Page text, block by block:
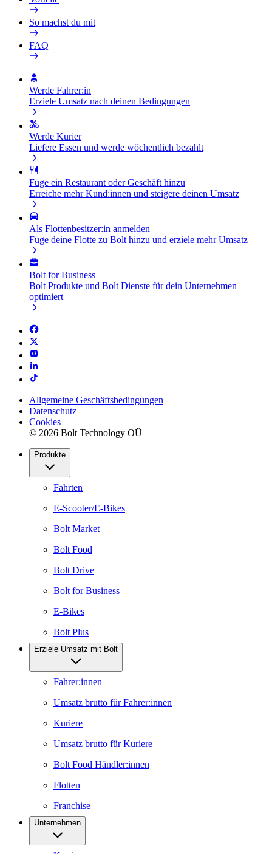
So machst du mit
FAQ
Werde Fahrer:in
Erziele Umsatz nach deinen Bedingungen
Werde Kurier
Liefere Essen und werde wöchentlich bezahlt
Füge ein Restaurant oder Geschäft hinzu
Erreiche mehr Kund:innen und steigere deinen Umsatz
Als Flottenbesitzer:in anmelden
Füge deine Flotte zu Bolt hinzu und erziele mehr Umsatz
Bolt for Business
Bolt Produkte und Bolt Dienste für dein Unternehmen
optimiert
Allgemeine Geschäftsbedingungen
Datenschutz
Cookies
© 2026 Bolt Technology OÜ
Produkte
Fahrten
E-Scooter/E-Bikes
Bolt Market
Bolt Food
Bolt Drive
Bolt for Business
E-Bikes
Bolt Plus
Erziele Umsatz mit Bolt
Fahrer:innen
Umsatz brutto für Fahrer:innen
Kuriere
Umsatz brutto für Kuriere
Bolt Food Händler:innen
Flotten
Franchise
Unternehmen